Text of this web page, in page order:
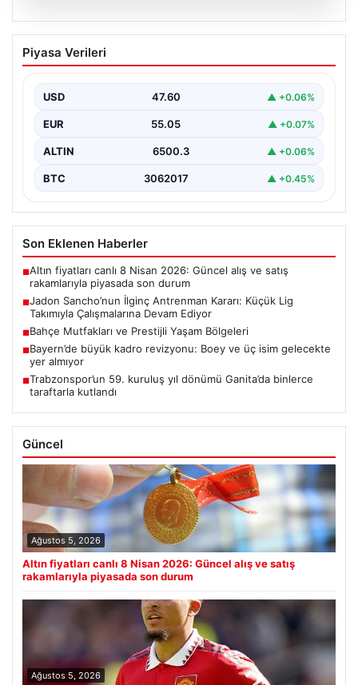
05.08.2026
Jadon Sancho’nun İlginç Antrenman
Kararı: Küçük Lig Takımıyla
Manchester United ile yollarını ayırmasının ardından
Sancho, kariyerine yeni…
Piyasa Verileri
USD 47.60 ▲ +0.06%
EUR 55.05 ▲ +0.07%
ALTIN 6500.3 ▲ +0.06%
BTC 3062017 ▲ +0.45%
Son Eklenen Haberler
■Altın fiyatları canlı 8 Nisan 2026: Güncel alış ve satış
rakamlarıyla piyasada son durum
■Jadon Sancho’nun İlginç Antrenman Kararı: Küçük Lig
Takımıyla Çalışmalarına Devam Ediyor
■Bahçe Mutfakları ve Prestijli Yaşam Bölgeleri
■Bayern’de büyük kadro revizyonu: Boey ve üç isim gelecekte
yer almıyor
■Trabzonspor’un 59. kuruluş yıl dönümü Ganita’da binlerce
taraftarla kutlandı
Güncel
Ağustos 5, 2026
Altın fiyatları canlı 8 Nisan 2026: Güncel alış ve satış
rakamlarıyla piyasada son durum
Ağustos 5, 2026